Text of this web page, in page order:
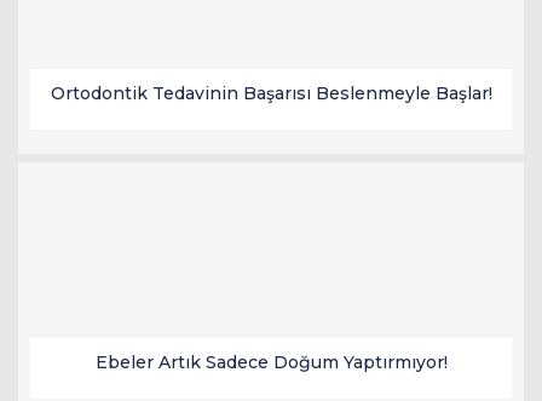
Ortodontik Tedavinin Başarısı Beslenmeyle Başlar!
Ebeler Artık Sadece Doğum Yaptırmıyor!